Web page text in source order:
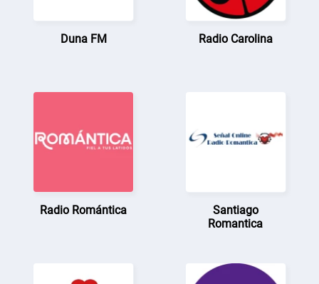
Duna FM Radio Carolina
Radio Romántica
Santiago
Romantica